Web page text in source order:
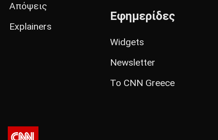
Απόψεις
Explainers
Εφημερίδες
Widgets
Newsletter
Το CNN Greece